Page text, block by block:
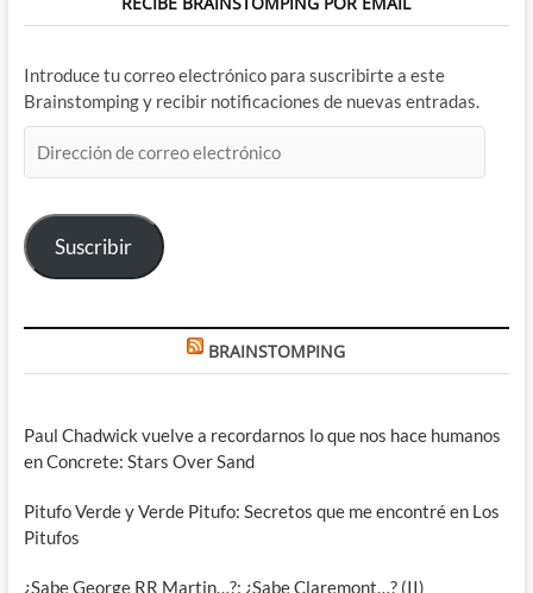
Introduce tu correo electrónico para suscribirte a este
Brainstomping y recibir notificaciones de nuevas entradas.
de
electrónico
Suscribir
BRAINSTOMPING
Paul Chadwick vuelve a recordarnos lo que nos hace humanos
en Concrete: Stars Over Sand
Pitufo Verde y Verde Pitufo: Secretos que me encontré en Los
Pitufos
¿Sabe George RR Martin…?: ¿Sabe Claremont…? (II)